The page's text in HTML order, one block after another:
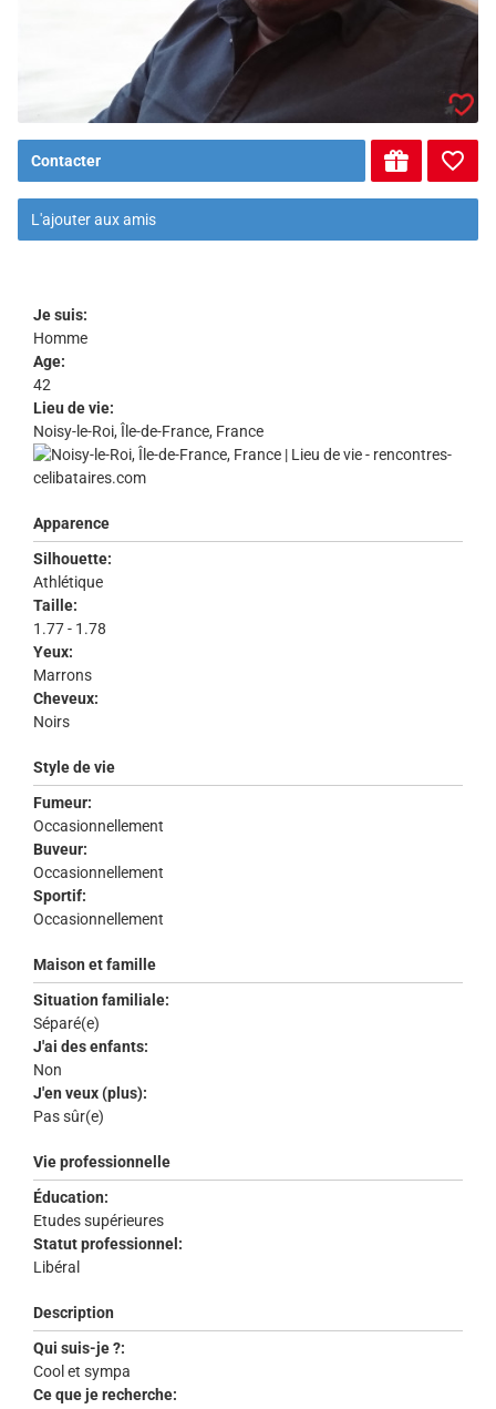
Contacter
L'ajouter aux amis
Je suis:
Homme
Age:
42
Lieu de vie:
Noisy-le-Roi, Île-de-France, France
Apparence
Silhouette:
Athlétique
Taille:
1.77 - 1.78
Yeux:
Marrons
Cheveux:
Noirs
Style de vie
Fumeur:
Occasionnellement
Buveur:
Occasionnellement
Sportif:
Occasionnellement
Maison et famille
Situation familiale:
Séparé(e)
J'ai des enfants:
Non
J'en veux (plus):
Pas sûr(e)
Vie professionnelle
Éducation:
Etudes supérieures
Statut professionnel:
Libéral
Description
Qui suis-je ?:
Cool et sympa
Ce que je recherche: